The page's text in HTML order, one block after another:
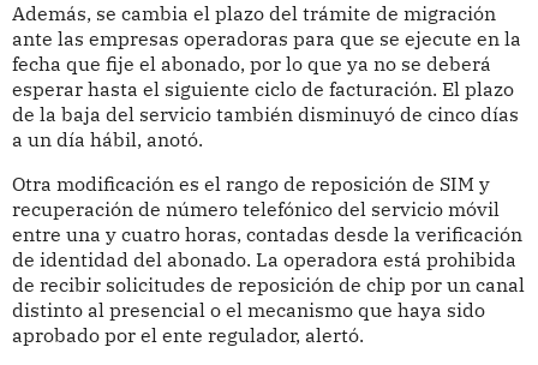
Además, se cambia el plazo del trámite de migración
ante las empresas operadoras para que se ejecute en la
fecha que fije el abonado, por lo que ya no se deberá
esperar hasta el siguiente ciclo de facturación. El plazo
de la baja del servicio también disminuyó de cinco días
a un día hábil, anotó.
Otra modificación es el rango de reposición de SIM y
recuperación de número telefónico del servicio móvil
entre una y cuatro horas, contadas desde la verificación
de identidad del abonado. La operadora está prohibida
de recibir solicitudes de reposición de chip por un canal
distinto al presencial o el mecanismo que haya sido
aprobado por el ente regulador, alertó.